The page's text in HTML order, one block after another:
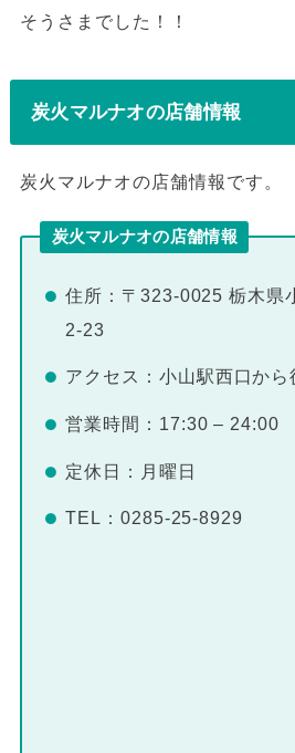
そうさまでした！！
炭火マルナオの店舗情報
炭火マルナオの店舗情報です。
炭火マルナオの店舗情報
住所：〒323-0025 栃木県
2-23
アクセス：小山駅西口から
営業時間：17:30 – 24:00
定休日：月曜日
TEL：0285-25-8929